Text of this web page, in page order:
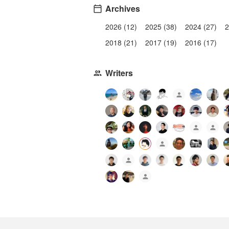
Archives
2026 (12) 2025 (38) 2024 (27)
2018 (21)
2017 (19) 2016 (17)
Writers